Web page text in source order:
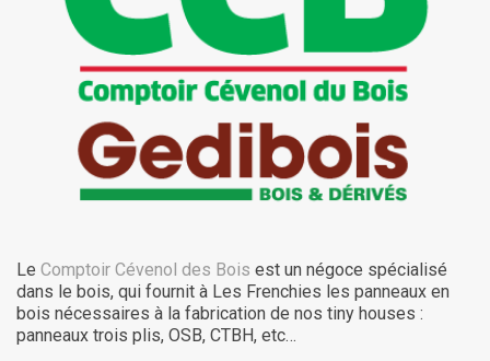
Le Comptoir Cévenol des Bois est un négoce spécialisé
dans le bois, qui fournit à Les Frenchies les panneaux en
bois nécessaires à la fabrication de nos tiny houses :
panneaux trois plis, OSB, CTBH, etc…